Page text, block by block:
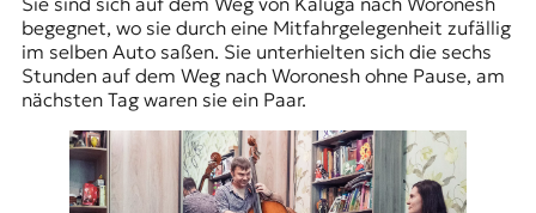
begegnet, wo sie durch eine Mitfahrgelegenheit zufällig
im selben Auto saßen. Sie unterhielten sich die sechs
Stunden auf dem Weg nach Woronesh ohne Pause, am
nächsten Tag waren sie ein Paar.